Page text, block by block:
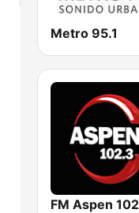
Metro 95.1
FM Aspen